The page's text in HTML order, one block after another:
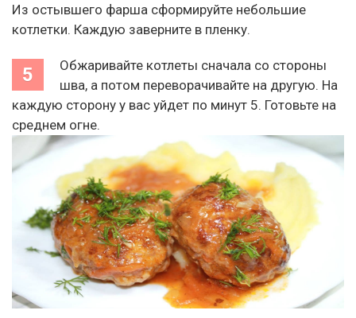
Из остывшего фарша сформируйте небольшие
котлетки. Каждую заверните в пленку.
Обжаривайте котлеты сначала со стороны
шва, а потом переворачивайте на другую. На
каждую сторону у вас уйдет по минут 5. Готовьте на
среднем огне.